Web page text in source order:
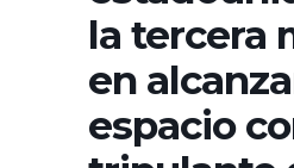
la tercera
en
espacio